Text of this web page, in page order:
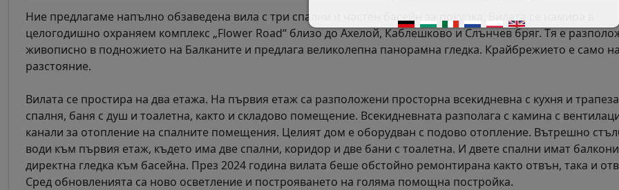
Ние предлагаме напълно обзаведена вила с три спални и частен басейн за покупка. Вилата се намира в
целогодишно охраняем комплекс „Flower Road“ близо до Ахелой, Каблешково и Слънчев бряг. Тя е
живописно в подножието на Балканите и предлага великолепна панорамна гледка. Крайбрежието е само
разстояние.
Вилата се простира на два етажа. На първия етаж са разположени просторна всекидневна с кухня и
спалня, баня с душ и тоалетна, както и складово помещение. Всекидневната разполага с камина с
канали за отопление на спалните помещения. Целият дом е оборудван с подово отопление. Вътрешно
води към първия етаж, където има две спални, коридор и две бани с тоалетна. И двете спални имат
директна гледка към басейна. През 2024 година вилата беше обстойно ремонтирана както отвън, така и
Сред обновленията са ново осветление и построяването на голяма помощна постройка.